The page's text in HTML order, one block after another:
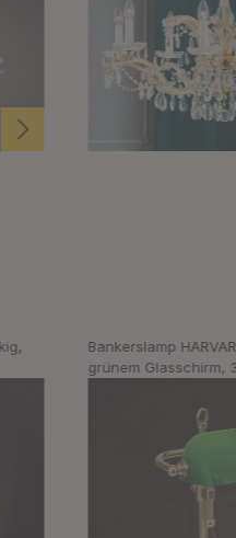
Bankerslamp
grünem Glasschirm,